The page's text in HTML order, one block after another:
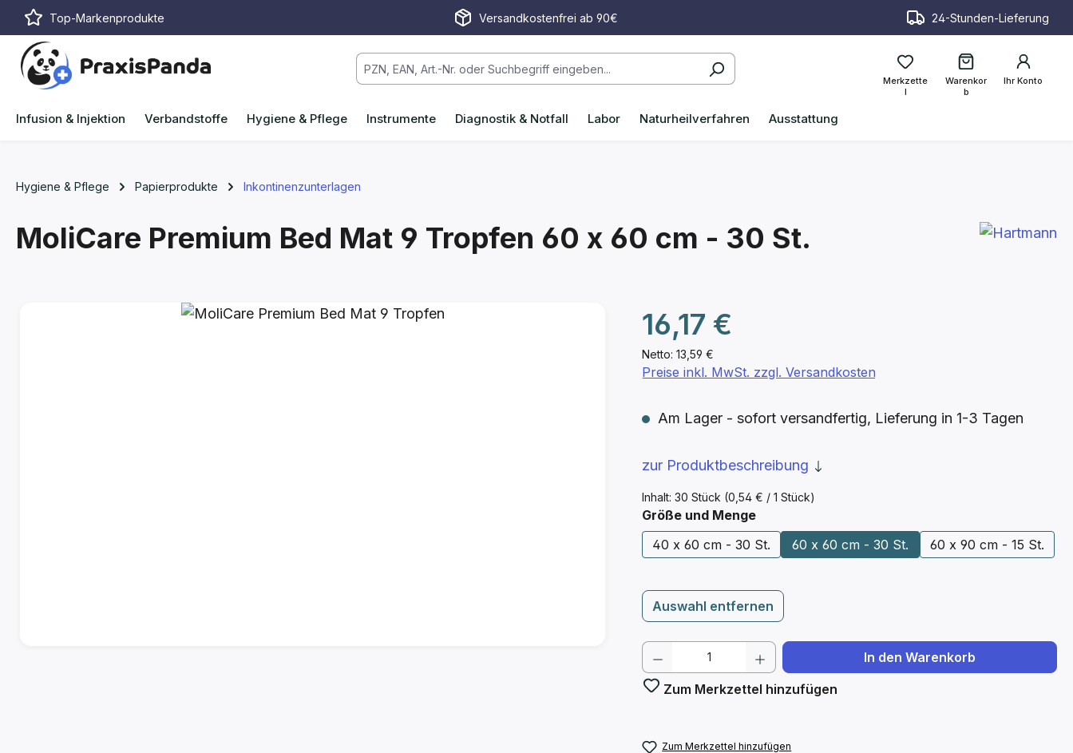
Hauptinhalt springen
Zur Suche springen
Zur Hauptnavigation springen
Top-Markenprodukte Versandkostenfrei ab 90€ 24-Stunden-Lieferung
Merkzette
l
Ihr Konto
Warenkor
b
Infusion & Injektion Verbandstoffe Hygiene & Pflege Instrumente Diagnostik & Notfall Labor Naturheilverfahren Ausstattung
Hygiene & Pflege Papierprodukte Inkontinenzunterlagen
MoliCare Premium Bed Mat 9 Tropfen 60 x 60 cm - 30 St.
Bildergalerie überspringen
Netto: 13,59 €
Regulärer Preis:
16,17 €
Inhalt: 30 Stück (0,54 € / 1 Stück)
Preise inkl. MwSt. zzgl. Versandkosten
Am Lager - sofort versandfertig, Lieferung in 1-3 Tagen
zur Produktbeschreibung
Größe und Mengeauswählen
40 x 60 cm - 30 St.
60 x 60 cm - 30 St. 60 x 90 cm - 15 St.
Auswahl entfernen
Produkt Anzahl: Gib den gewünschten Wert
In den Warenkorb
Zum Merkzettel hinzufügen
Zum Merkzettel hinzufügen